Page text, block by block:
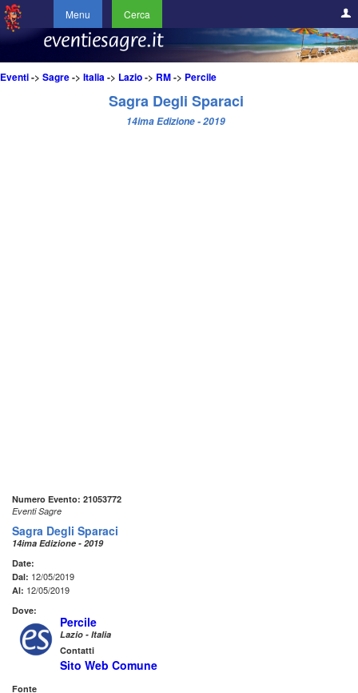
Menu Cerca
Eventi-> Sagre-> Italia-> Lazio-> RM-> Percile
Sagra Degli Sparaci
14ima Edizione - 2019
Numero Evento: 21053772
Eventi Sagre
Sagra Degli Sparaci
14ima Edizione - 2019
Date:
Dal: 12/05/2019
Al: 12/05/2019
Dove:
Percile
Lazio - Italia
Contatti
Sito Web Comune
Fonte